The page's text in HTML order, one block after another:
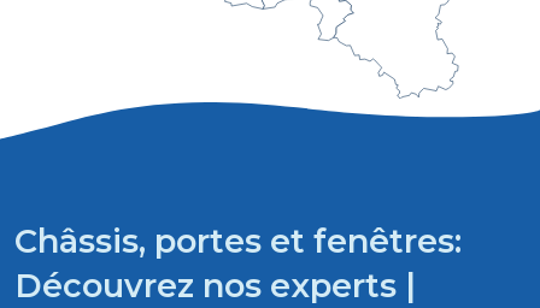
Châssis, portes et fenêtres:
Découvrez nos experts |